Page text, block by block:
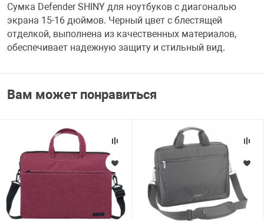
CARD RIDER
НАБОР ДЛЯ
Сумка Defender SHINY для ноутбуков с диагональю
экрана 15-16 дюймов. Черный цвет с блестящей
отделкой, выполнена из качественных материалов,
обеспечивает надежную защиту и стильный вид.
Вам может понравиться